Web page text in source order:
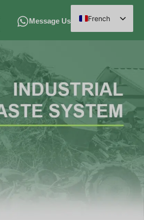
Message Us
French
English
Arabic
German
Russian
Hindi
Chinese